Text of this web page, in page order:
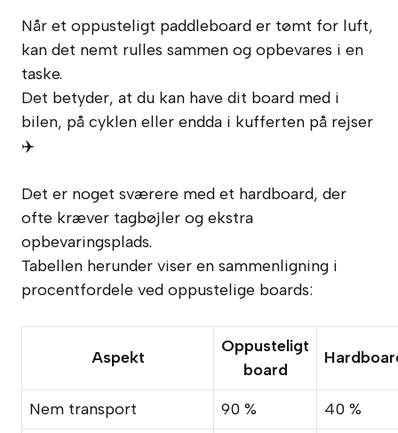
Når et oppusteligt paddleboard er tømt for luft,
kan det nemt rulles sammen og opbevares i en
taske.
Det betyder, at du kan have dit board med i
bilen, på cyklen eller endda i kufferten på rejser
✈️
Det er noget sværere med et hardboard, der
ofte kræver tagbøjler og ekstra
opbevaringsplads.
Tabellen herunder viser en sammenligning i
procentfordele ved oppustelige boards:
Aspekt
Oppusteligt
board
Nem transport 90 %
40 %